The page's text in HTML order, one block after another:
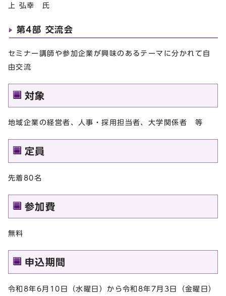
上 弘幸 氏
第4部 交流会
セミナー講師や参加企業が興味のあるテーマに分かれて自
由交流
対象
地域企業の経営者、人事・採用担当者、大学関係者 等
定員
先着80名
参加費
無料
申込期間
令和8年6月10日（水曜日）から令和8年7月3日（金曜日）